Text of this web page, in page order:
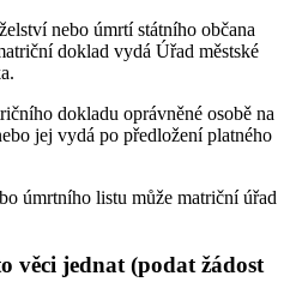
nebo úmrtí státního občana
doklad vydá Úřad městské
dokladu oprávněné osobě na
jej vydá po předložení platného
úmrtního listu může matriční úřad
věci jednat (podat žádost